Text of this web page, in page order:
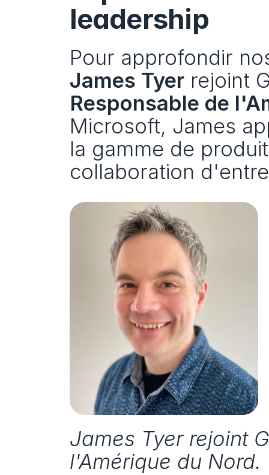
leadership
James Tyer
Responsable de
Microsoft, James
la gamme de
collaboration
James Tyer rejoint
l'Amérique du Nord.